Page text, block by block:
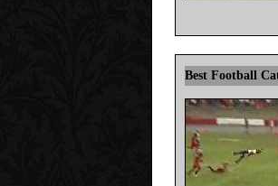
Best Football